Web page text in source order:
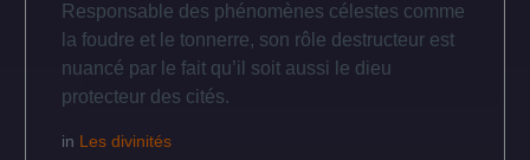
Responsable des phénomènes célestes comme
la foudre et le tonnerre, son rôle destructeur est
nuancé par le fait qu’il soit aussi le dieu
protecteur des cités.
in Les divinités